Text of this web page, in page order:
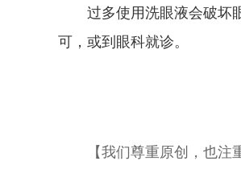
过多使用洗眼液会破坏
可，或到眼科就诊。
【我们尊重原创，也